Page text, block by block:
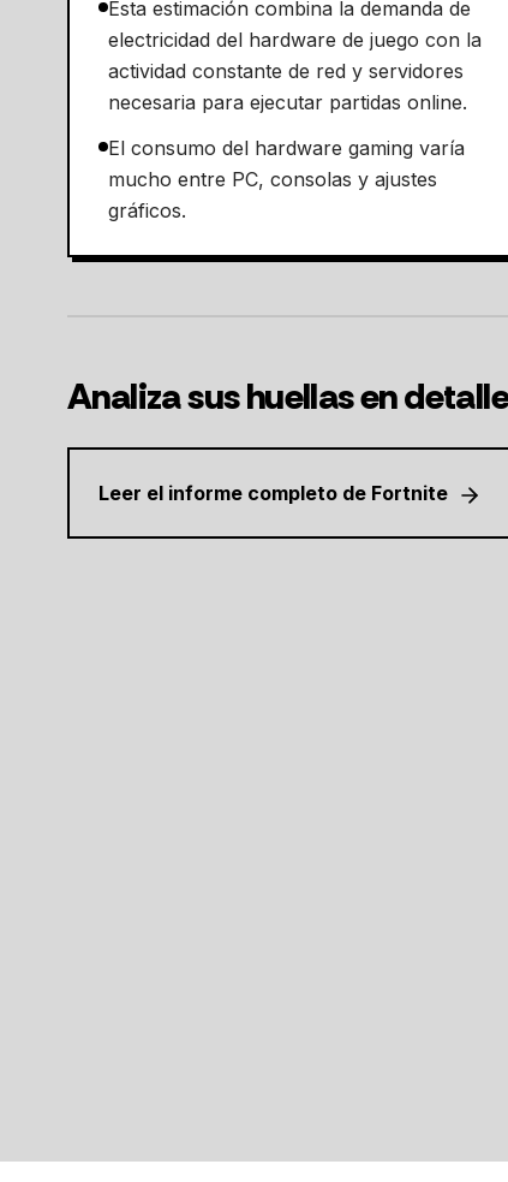
Esta estimación combina la demanda de
electricidad del hardware de juego con la
actividad constante de red y servidores
necesaria para ejecutar partidas online.
El consumo del hardware gaming varía
mucho entre PC, consolas y ajustes
gráficos.
Analiza sus huellas en detalle
Leer el informe completo de Fortnite